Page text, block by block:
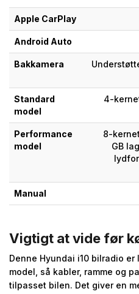
Apple CarPlay
Android Auto
Bakkamera
Standard
model
4-
Performance
model
8-
GB
Manual
Vigtigt at vide før
Denne Hyundai i10 bilradio
model, så kabler, ramme og
tilpasset bilen. Det giver en